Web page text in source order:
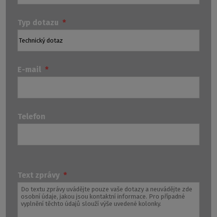
Typ dotazu *
E-mail *
Telefon
dotazy
k
atypům
a
dotazy
k
produktům
a
Text zprávy *